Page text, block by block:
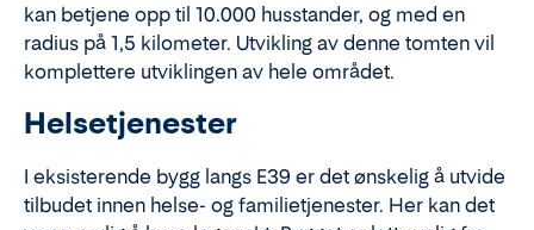
kan betjene opp til 10.000 husstander, og med en
radius på 1,5 kilometer. Utvikling av denne tomten vil
komplettere utviklingen av hele området.
Helsetjenester
I eksisterende bygg langs E39 er det ønskelig å utvide
tilbudet innen helse- og familietjenester. Her kan det